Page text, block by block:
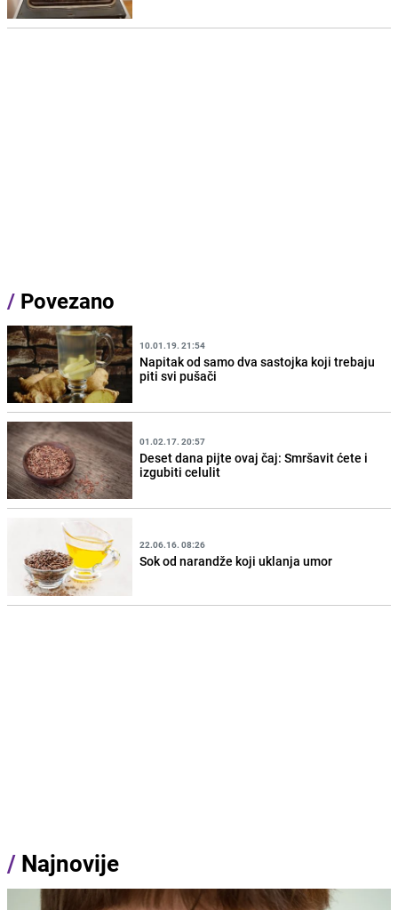
/ Povezano
10.01.19. 21:54
Napitak od samo dva sastojka koji trebaju
piti svi pušači
01.02.17. 20:57
Deset dana pijte ovaj čaj: Smršavit ćete i
izgubiti celulit
22.06.16. 08:26
Sok od narandže koji uklanja umor
/ Najnovije